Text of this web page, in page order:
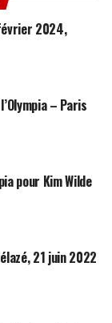
2024,
– Paris
pour Kim Wilde
21 juin 2022